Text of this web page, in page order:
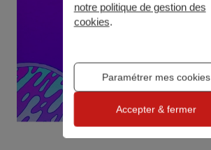
notre politique de gestion des
cookies.
Paramétrer mes cookies
Accepter & fermer